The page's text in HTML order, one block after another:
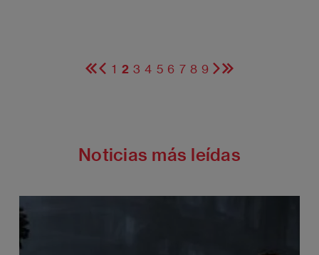
Primera
Página
Página
1
Página
2 Página
3 Página
4 Página
5 Página
6 Página
7 Página
8 Página
9
Siguiente
Última
Noticias más leídas